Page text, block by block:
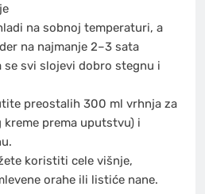
na sobnoj temperaturi, a
na najmanje 2–3 sata
se svi slojevi dobro stegnu i
preostalih 300 ml vrhnja za
prema uputstvu) i
koristiti cele višnje,
orahe ili listiće nane.